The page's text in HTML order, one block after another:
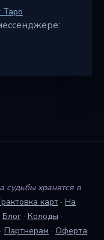
Таро
судьбы хранятся в
карт · На
Блог· Колоды ·
· Партнерам · Оферта